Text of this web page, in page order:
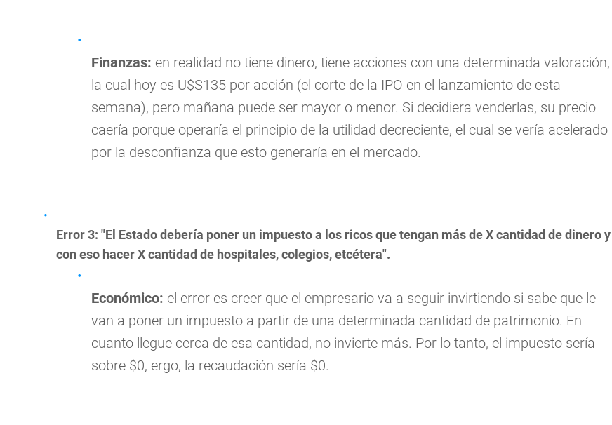
Finanzas: en realidad no tiene dinero, tiene acciones con una determinada valoración,
la cual hoy es U$S135 por acción (el corte de la IPO en el lanzamiento de esta
semana), pero mañana puede ser mayor o menor. Si decidiera venderlas, su precio
caería porque operaría el principio de la utilidad decreciente, el cual se vería acelerado
por la desconfianza que esto generaría en el mercado.
Error 3: "El Estado debería poner un impuesto a los ricos que tengan más de X cantidad de dinero y
con eso hacer X cantidad de hospitales, colegios, etcétera".
Económico: el error es creer que el empresario va a seguir invirtiendo si sabe que le
van a poner un impuesto a partir de una determinada cantidad de patrimonio. En
cuanto llegue cerca de esa cantidad, no invierte más. Por lo tanto, el impuesto sería
sobre $0, ergo, la recaudación sería $0.